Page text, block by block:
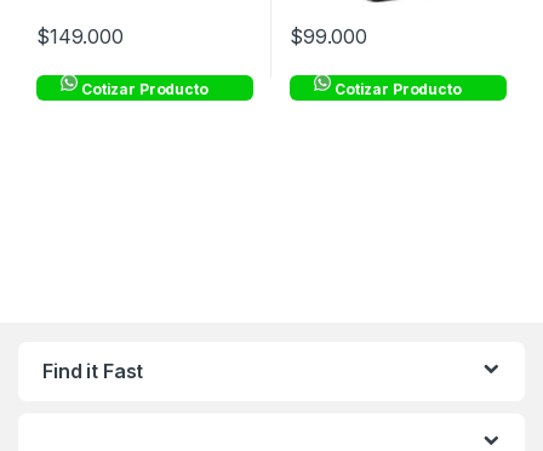
$149.000
Cotizar Producto
$99.000
Cotizar Producto
Find it Fast